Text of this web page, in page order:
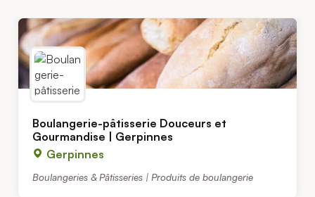
Boulangerie-pâtisserie Douceurs et
Gourmandise | Gerpinnes
Gerpinnes
Boulangeries & Pâtisseries | Produits de boulangerie